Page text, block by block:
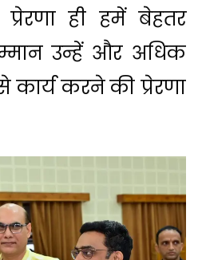
ही हमें बेहतर
उन्हें और अधिक
कार्य करने की प्रेरणा